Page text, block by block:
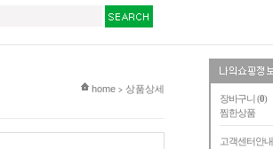
장바구니 (0)
찜한상품
고객센터안내
현재 위치
home > 상품상세